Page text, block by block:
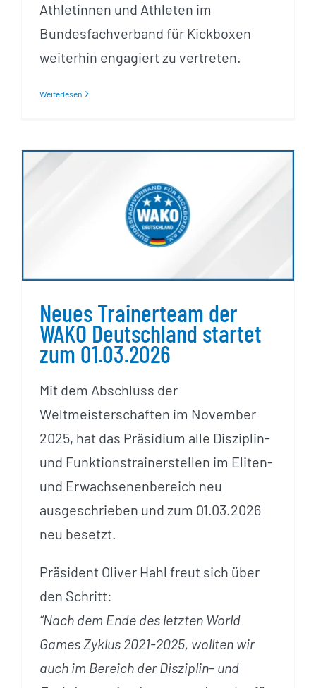
Athletinnen und Athleten im
Bundesfachverband für Kickboxen
weiterhin engagiert zu vertreten.
Weiterlesen
Neues Trainerteam der
WAKO Deutschland startet
zum 01.03.2026
Neues Trainerteam der
WAKO Deutschland startet
zum 01.03.2026
Mit dem Abschluss der
Weltmeisterschaften im November
2025, hat das Präsidium alle Disziplin-
und Funktionstrainerstellen im Eliten-
und Erwachsenenbereich neu
ausgeschrieben und zum 01.03.2026
neu besetzt.
Präsident Oliver Hahl freut sich über
den Schritt:
“Nach dem Ende des letzten World
Games Zyklus 2021-2025, wollten wir
auch im Bereich der Disziplin- und